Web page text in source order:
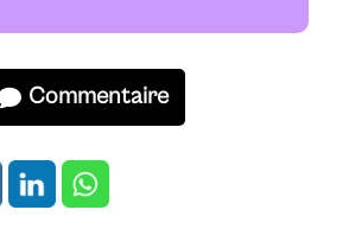
Commentaire